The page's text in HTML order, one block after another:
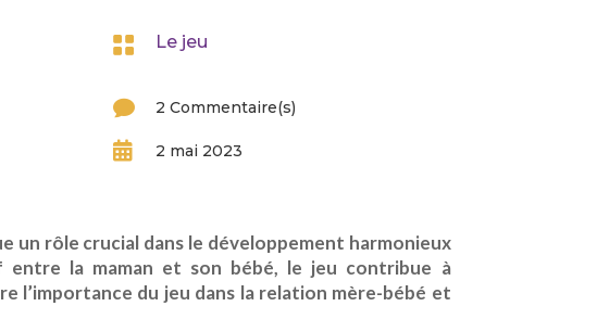
 Le jeu
 2 Commentaire(s)
 2 mai 2023
un rôle crucial dans le développement harmonieux
la maman et son bébé, le jeu contribue à
l’importance du jeu dans la relation mère-bébé et